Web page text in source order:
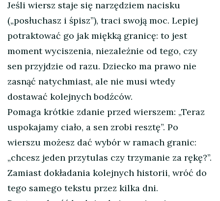
Jeśli wiersz staje się narzędziem nacisku
(„posłuchasz i śpisz”), traci swoją moc. Lepiej
potraktować go jak miękką granicę: to jest
moment wyciszenia, niezależnie od tego, czy
sen przyjdzie od razu. Dziecko ma prawo nie
zasnąć natychmiast, ale nie musi wtedy
dostawać kolejnych bodźców.
Pomaga krótkie zdanie przed wierszem: „Teraz
uspokajamy ciało, a sen zrobi resztę”. Po
wierszu możesz dać wybór w ramach granic:
„chcesz jeden przytulas czy trzymanie za rękę?”.
Zamiast dokładania kolejnych historii, wróć do
tego samego tekstu przez kilka dni.